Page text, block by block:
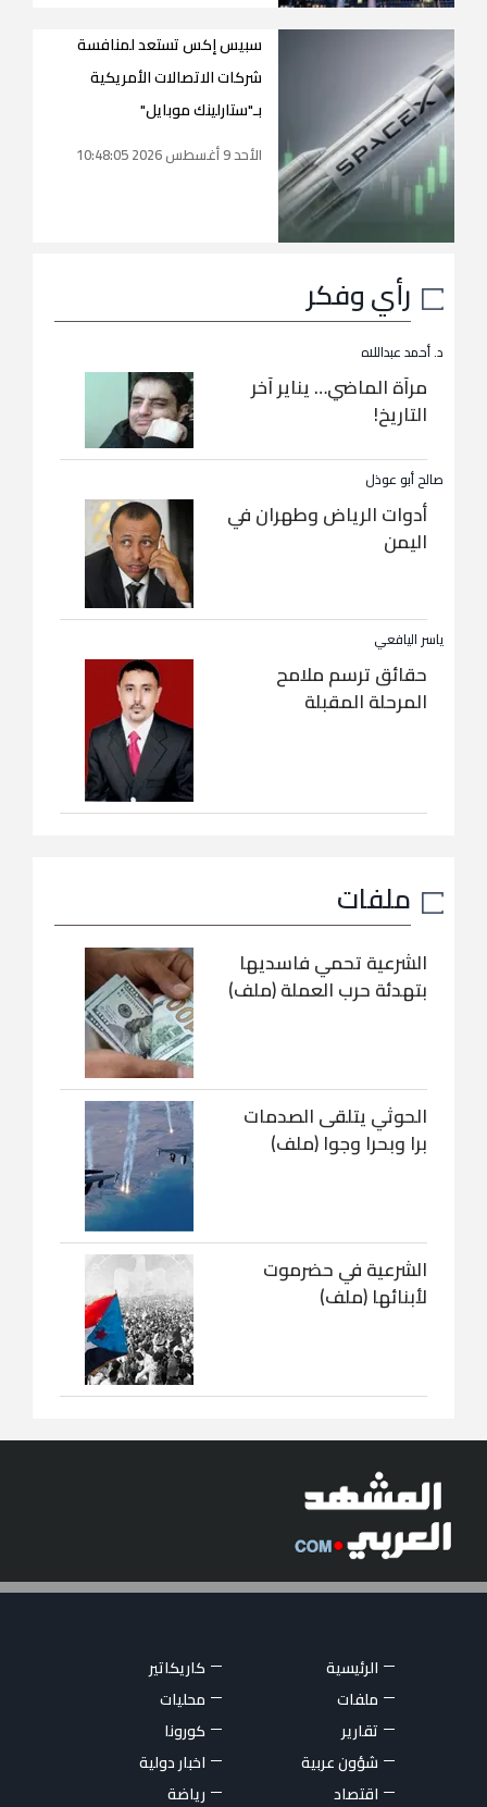
سبيس إكس تستعد لمنافسة
شركات الاتصالات الأمريكية
بـ"ستارلينك موبايل"
الأحد 9 أغسطس 2026 10:48:05
رأي وفكر
د. أحمد عبداللاه
مرآة الماضي… يناير آخر
التاريخ!
صالح أبو عوذل
أدوات الرياض وطهران في
اليمن
ياسر اليافعي
حقائق ترسم ملامح
المرحلة المقبلة
ملفات
الشرعية تحمي فاسديها
بتهدئة حرب العملة (ملف)
الحوثي يتلقى الصدمات
برا وبحرا وجوا (ملف)
الشرعية في حضرموت
لأبنائها (ملف)
الرئيسية
كاريكاتير
ملفات
محليات
تقارير
كورونا
شؤون عربية
اخبار دولية
اقتصاد
رياضة